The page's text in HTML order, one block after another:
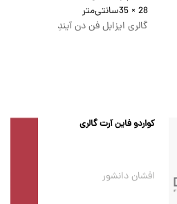
28 × 35
سانتی‌متر
گالری ایزابل فن دن آیندِ
کواردو فاین آرت گالری
افشان دانشور